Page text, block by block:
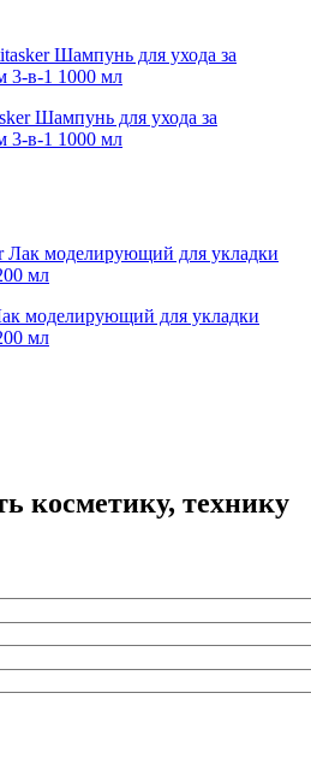
Шампунь для ухода за
3-в-1 1000 мл
моделирующий для укладки
мл
косметику, технику